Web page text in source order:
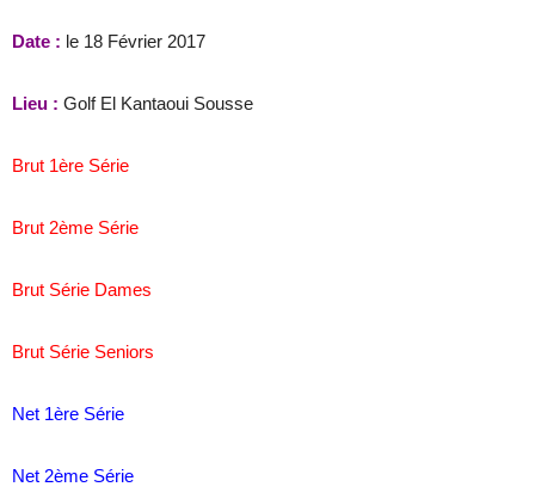
Date : le 18 Février 2017
Lieu : Golf El Kantaoui Sousse
Brut 1ère Série
Brut 2ème Série
Brut Série Dames
Brut Série Seniors
Net 1ère Série
Net 2ème Série